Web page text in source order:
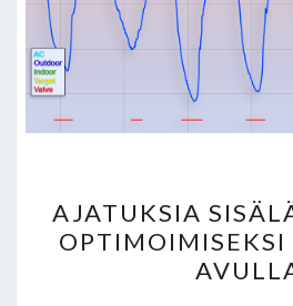
AJATUKSIA
OPTIMOIMISEKSI